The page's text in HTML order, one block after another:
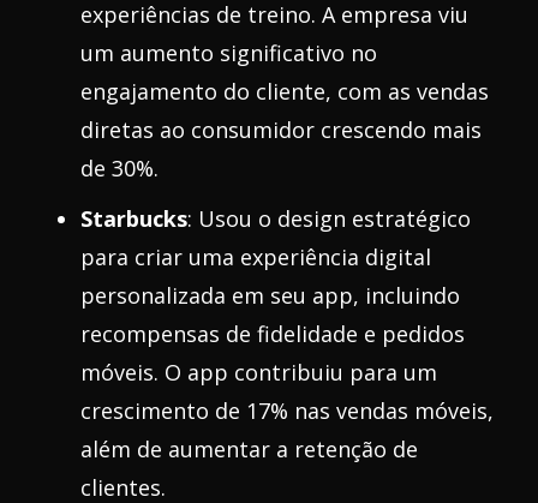
experiências de treino. A empresa viu
um aumento significativo no
engajamento do cliente, com as vendas
diretas ao consumidor crescendo mais
de 30%.
Starbucks: Usou o design estratégico
para criar uma experiência digital
personalizada em seu app, incluindo
recompensas de fidelidade e pedidos
móveis. O app contribuiu para um
crescimento de 17% nas vendas móveis,
além de aumentar a retenção de
clientes.